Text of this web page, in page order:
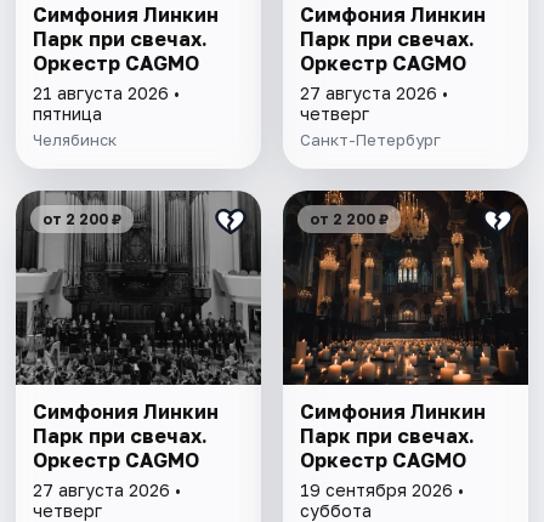
Симфония Линкин
Парк при свечах.
Оркестр CAGMO
21 августа 2026 •
пятница
Челябинск
Симфония Линкин
Парк при свечах.
Оркестр CAGMO
27 августа 2026 •
четверг
Санкт-Петербург
от 2 200 ₽
Симфония Линкин
Парк при свечах.
Оркестр CAGMO
27 августа 2026 •
четверг
от 2 200 ₽
Симфония Линкин
Парк при свечах.
Оркестр CAGMO
19 сентября 2026 •
суббота